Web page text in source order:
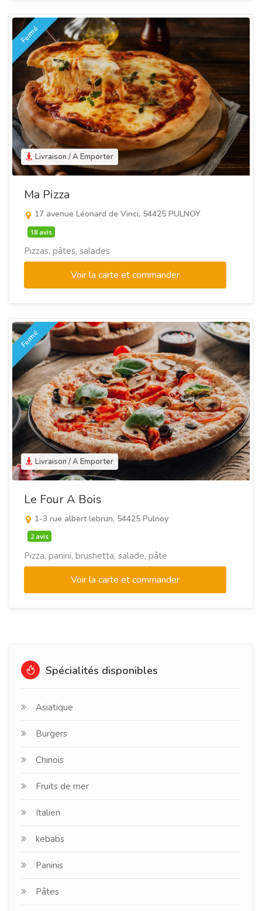
Livraison / A Emporter
Fermé
Ma Pizza
17 avenue Léonard de Vinci, 54425 PULNOY
18 avis
Pizzas, pâtes, salades
Voir la carte et commander
Livraison / A Emporter
Fermé
Le Four A Bois
1-3 rue albert lebrun, 54425 Pulnoy
2 avis
Pizza, panini, brushetta, salade, pâte
Voir la carte et commander
Spécialités disponibles
Asiatique
Burgers
Chinois
Fruits de mer
Italien
kebabs
Paninis
Pâtes